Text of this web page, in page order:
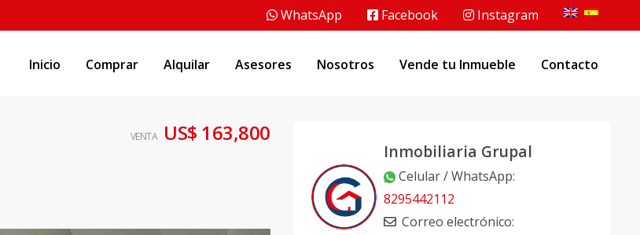
WhatsApp Facebook Instagram
Inicio Comprar Alquilar Asesores Nosotros Vende tu Inmueble Contacto
VENTA US$ 163,800
Inmobiliaria Grupal
Celular / WhatsApp:
8295442112
Correo electrónico: